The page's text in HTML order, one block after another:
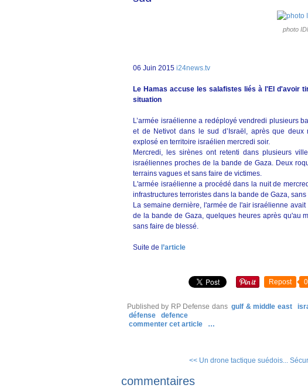
photo
06 Juin 2015 i24news.tv
Le Hamas accuse les salafistes liés à l'EI d'avoir
situation
L’armée israélienne a redéployé vendredi plusieurs
et de Netivot dans le sud d’Israël, après que
explosé en territoire israélien mercredi soir.
Mercredi, les sirènes ont retenti dans plusieurs
israéliennes proches de la bande de Gaza. Deux
terrains vagues et sans faire de victimes.
L'armée israélienne a procédé dans la nuit de
infrastructures terroristes dans la bande de Gaza,
La semaine dernière, l'armée de l'air israélienne
de la bande de Gaza, quelques heures après qu'au
sans faire de blessé.
Suite de l’article
Repost 0
Published by RP Defense dans gulf & middle east
défense
defence
commenter cet article
…
<< Un drone tactique suédois...
commentaires